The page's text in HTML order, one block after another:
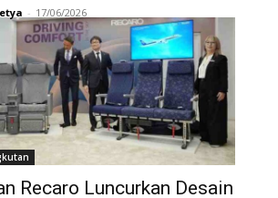
- 17/06/2026
Recaro Luncurkan Desain